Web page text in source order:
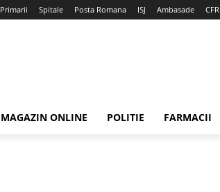
Primarii Spitale Posta Romana ISJ Ambasade CFR
MAGAZIN ONLINE POLITIE FARMACII